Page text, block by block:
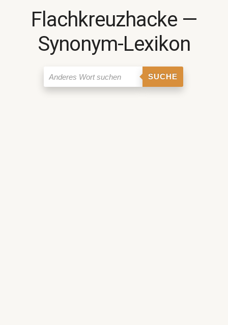
Flachkreuzhacke ―
Synonym-Lexikon
SUCHE